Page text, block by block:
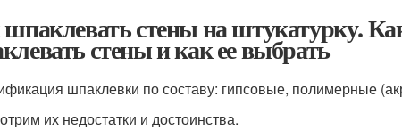
стены на штукатурку.
стены и как ее выбрать
шпаклевки по составу: гипсовые, полимерные
их недостатки и достоинства.